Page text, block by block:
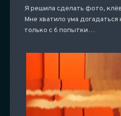
Я решила сделать фото,
Мне хватило ума догадаться
только с 6 попытки…